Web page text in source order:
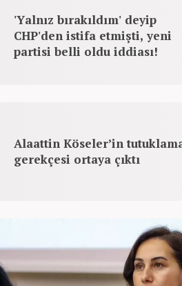
'Yalnız bırakıldım' deyip
CHP'den istifa etmişti, yeni
partisi belli oldu iddiası!
Alaattin Köseler’in
gerekçesi ortaya çıktı